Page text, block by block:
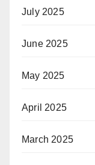
July 2025
June 2025
May 2025
April 2025
March 2025